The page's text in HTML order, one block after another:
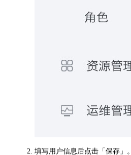
填写用户信息后点击「保存」。